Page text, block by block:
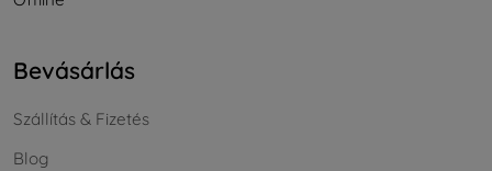
Bevásárlás
Szállítás & Fizetés
Blog